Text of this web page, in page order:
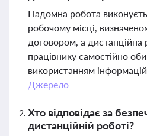
Надомна робота
робочому місці,
договором, а дистанційна
працівнику самостійно
використанням
Джерело
Хто відповідає за
дистанційній роботі?